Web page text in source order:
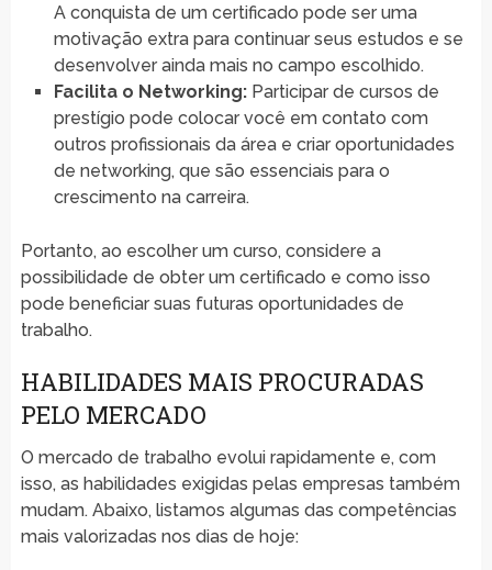
A conquista de um certificado pode ser uma
motivação extra para continuar seus estudos e se
desenvolver ainda mais no campo escolhido.
Facilita o Networking:Participar de cursos de
prestígio pode colocar você em contato com
outros profissionais da área e criar oportunidades
de networking, que são essenciais para o
crescimento na carreira.
Portanto, ao escolher um curso, considere a
possibilidade de obter um certificado e como isso
pode beneficiar suas futuras oportunidades de
trabalho.
HABILIDADES MAIS PROCURADAS
PELO MERCADO
O mercado de trabalho evolui rapidamente e, com
isso, as habilidades exigidas pelas empresas também
mudam. Abaixo, listamos algumas das competências
mais valorizadas nos dias de hoje: